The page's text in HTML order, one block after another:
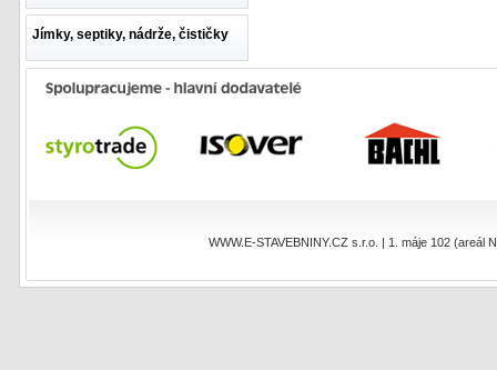
Jímky, septiky, nádrže, čističky
WWW.E-STAVEBNINY.CZ s.r.o. | 1. máje 102